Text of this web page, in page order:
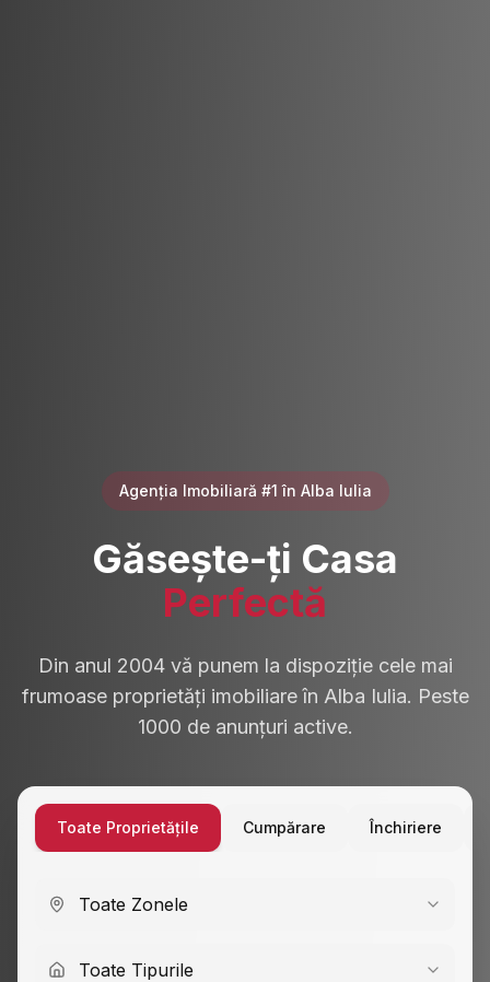
Agenția Imobiliară #1 în Alba Iulia
Găsește-ți Casa
Perfectă
Din anul 2004 vă punem la dispoziție cele mai
frumoase proprietăți imobiliare în Alba Iulia. Peste
1000 de anunțuri active.
Toate Proprietățile Cumpărare Închiriere
Toate Zonele
Toate Tipurile